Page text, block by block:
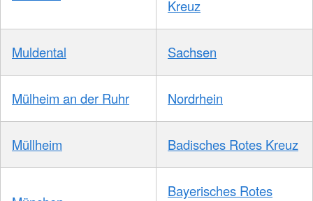
Kreuz
Muldental Sachsen
Mülheim an der Ruhr Nordrhein
Müllheim Badisches Rotes Kreuz
Bayerisches Rotes